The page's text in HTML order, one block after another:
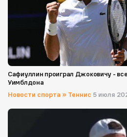
Сафиуллин проиграл Джоковичу -
Уимблдона
Новости спорта » Теннис 5 июля